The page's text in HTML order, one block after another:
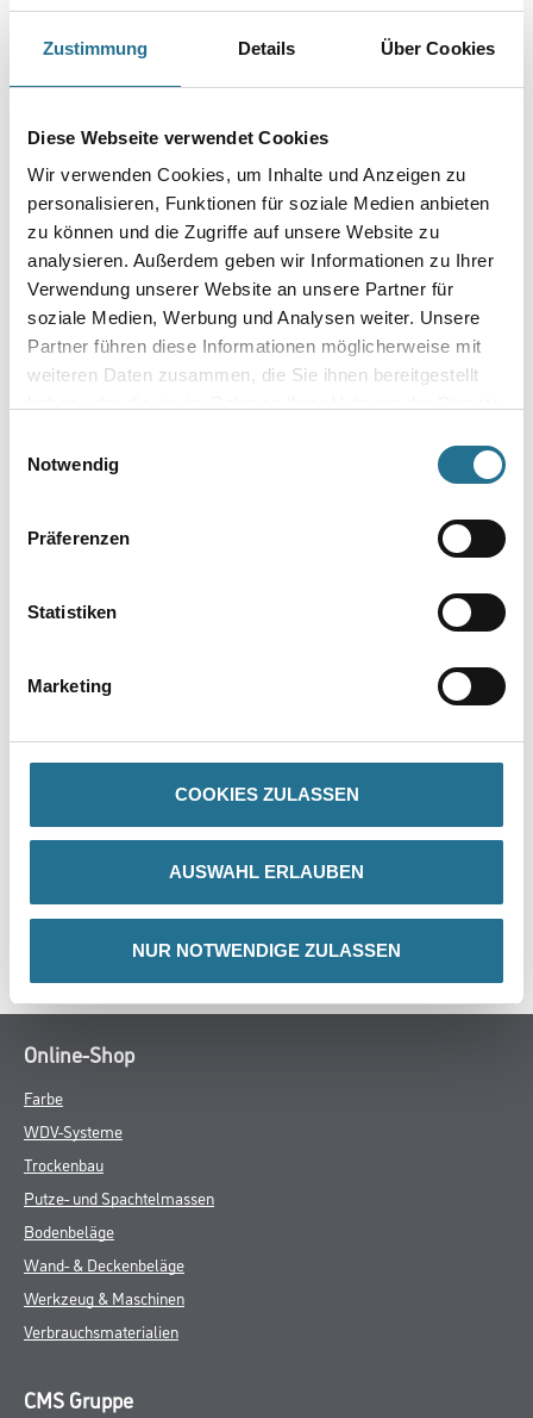
Zustimmung Details Über Cookies
Diese Webseite verwendet Cookies
Wir verwenden Cookies, um Inhalte und Anzeigen zu
personalisieren, Funktionen für soziale Medien anbieten
zu können und die Zugriffe auf unsere Website zu
analysieren. Außerdem geben wir Informationen zu Ihrer
Verwendung unserer Website an unsere Partner für
soziale Medien, Werbung und Analysen weiter. Unsere
Partner führen diese Informationen möglicherweise mit
weiteren Daten zusammen, die Sie ihnen bereitgestellt
Notwendig
Präferenzen
Statistiken
Marketing
COOKIES ZULASSEN
AUSWAHL ERLAUBEN
NUR NOTWENDIGE ZULASSEN
Durchmesser in millimeter
Umrechnungsfaktoren
- Mit einem 8mm Steckbügel
- Griff aus Kunststoff
ZUSATZINFOS
SPEZIFIKATIONEN
Online-Shop
Farbe
WDV-Systeme
Trockenbau
Putze- und Spachtelmassen
Bodenbeläge
Wand- & Deckenbeläge
Werkzeug & Maschinen
Verbrauchsmaterialien
CMS Gruppe